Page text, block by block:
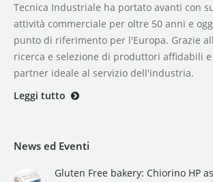
Tecnica Industriale ha portato avanti con
attività commerciale per oltre 50 anni e
punto di riferimento per l'Europa. Grazie
ricerca e selezione di produttori affidabili
partner ideale al servizio dell'industria.
Leggi tutto
News ed Eventi
Gluten Free bakery: Chiorino HP